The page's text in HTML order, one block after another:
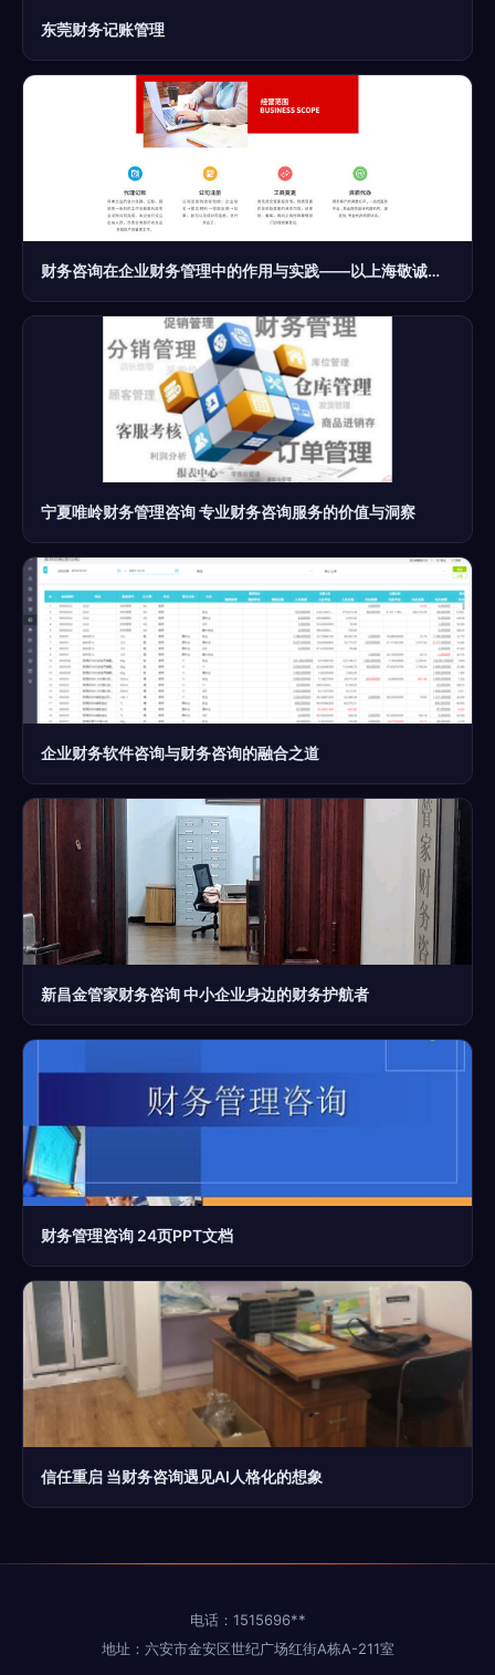
东莞财务记账管理
财务咨询在企业财务管理中的作用与实践——以上海敬诚财务咨询服务为例
宁夏唯岭财务管理咨询 专业财务咨询服务的价值与洞察
企业财务软件咨询与财务咨询的融合之道
新昌金管家财务咨询 中小企业身边的财务护航者
财务管理咨询 24页PPT文档
信任重启 当财务咨询遇见AI人格化的想象
电话：1515696**
地址：六安市金安区世纪广场红街A栋A-211室